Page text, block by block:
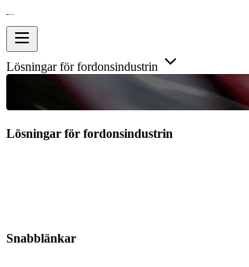
Lösningar för fordonsindustrin
Lösningar för fordonsindustrin
Snabblänkar